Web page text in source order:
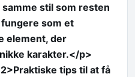
stil som resten
som et
element, der
karakter.</p>
tips til at få